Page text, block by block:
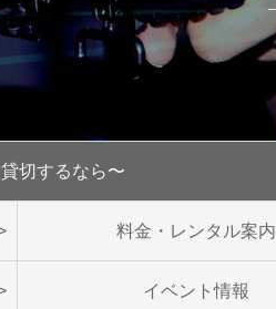
貸切するなら〜
料金・レンタル案内
イベント情報